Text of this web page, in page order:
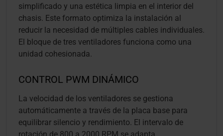
simplificado y una estética limpia en el interior del
chasis. Este formato optimiza la instalación al
reducir la necesidad de múltiples cables individuales.
El bloque de tres ventiladores funciona como una
unidad cohesionada.
CONTROL PWM DINÁMICO
La velocidad de los ventiladores se gestiona
automáticamente a través de la placa base para
equilibrar silencio y rendimiento. El intervalo de